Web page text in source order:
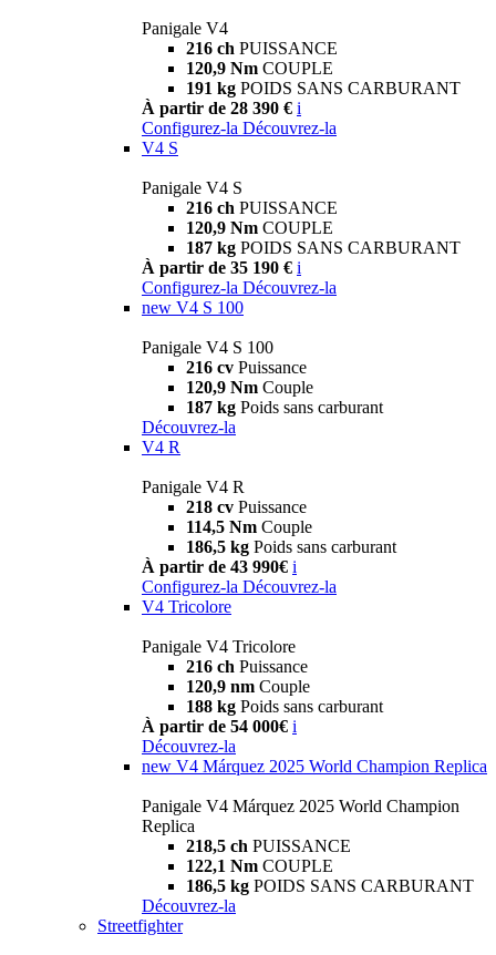
Panigale V4
216 ch PUISSANCE
120,9 Nm COUPLE
191 kg POIDS SANS CARBURANT
À partir de 28 390 € i
Configurez-la Découvrez-la
V4 S
Panigale V4 S
216 ch PUISSANCE
120,9 Nm COUPLE
187 kg POIDS SANS CARBURANT
À partir de 35 190 € i
Configurez-la Découvrez-la
new V4 S 100
Panigale V4 S 100
216 cv Puissance
120,9 Nm Couple
187 kg Poids sans carburant
Découvrez-la
V4 R
Panigale V4 R
218 cv Puissance
114,5 Nm Couple
186,5 kg Poids sans carburant
À partir de 43 990€ i
Configurez-la Découvrez-la
V4 Tricolore
Panigale V4 Tricolore
216 ch Puissance
120,9 nm Couple
188 kg Poids sans carburant
À partir de 54 000€ i
Découvrez-la
new V4 Márquez 2025 World Champion Replica
Panigale V4 Márquez 2025 World Champion
Replica
218,5 ch PUISSANCE
122,1 Nm COUPLE
186,5 kg POIDS SANS CARBURANT
Découvrez-la
Streetfighter